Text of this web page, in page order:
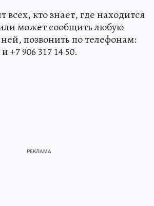
всех, кто знает, где находится
может сообщить любую
позвонить по телефонам:
+7 906 317 14 50.